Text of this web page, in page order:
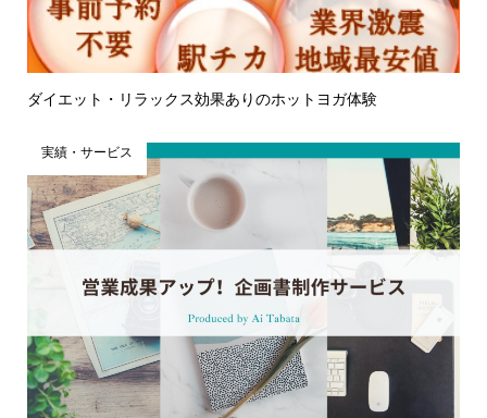
ダイエット・リラックス効果ありのホットヨガ体験
実績・サービス